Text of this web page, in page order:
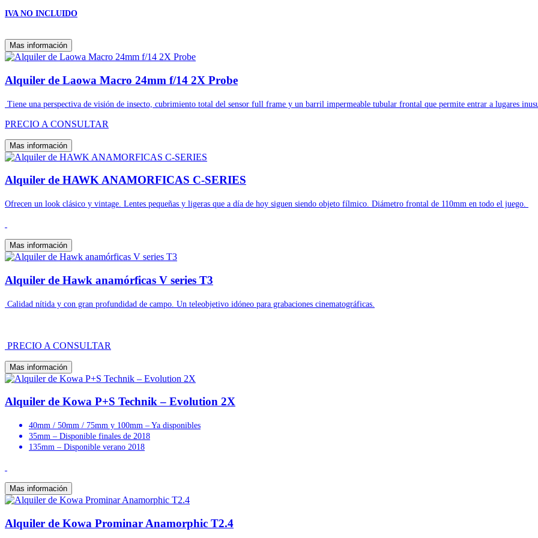
IVA NO INCLUIDO
Mas información
Alquiler de Laowa Macro 24mm f/14 2X Probe
Tiene una perspectiva de visión de insecto, cubrimiento total del sensor full frame y un barril impermeable tubular frontal que permite entrar a lugares
PRECIO A CONSULTAR
Mas información
Alquiler de HAWK ANAMORFICAS C-SERIES
Ofrecen un look clásico y vintage. Lentes pequeñas y ligeras que a día de hoy siguen siendo objeto fílmico. Diámetro frontal de 110mm en todo el juego.
Mas información
Alquiler de Hawk anamórficas V series T3
Calidad nítida y con gran profundidad de campo. Un teleobjetivo idóneo para grabaciones cinematográficas.
PRECIO A CONSULTAR
Mas información
Alquiler de Kowa P+S Technik – Evolution 2X
40mm / 50mm / 75mm y 100mm – Ya disponibles
35mm – Disponible finales de 2018
135mm – Disponible verano 2018
Mas información
Alquiler de Kowa Prominar Anamorphic T2.4